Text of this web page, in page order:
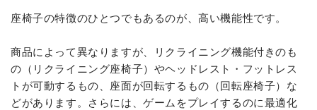
座椅子の特徴のひとつでもあるのが、高い機能性です。
商品によって異なりますが、リクライニング機能付きのも
の（リクライニング座椅子）やヘッドレスト・フットレス
トが可動するもの、座面が回転するもの（回転座椅子）な
どがあります。さらには、ゲームをプレイするのに最適化